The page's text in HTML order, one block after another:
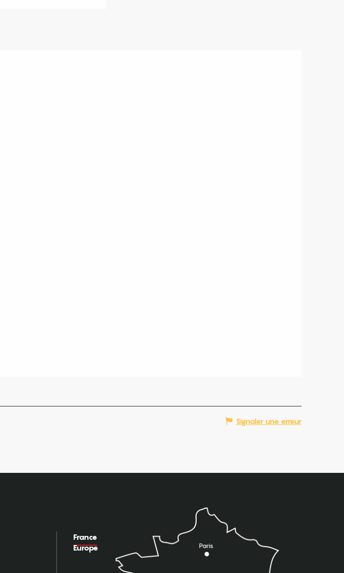
Signaler une erreur
France
Europe